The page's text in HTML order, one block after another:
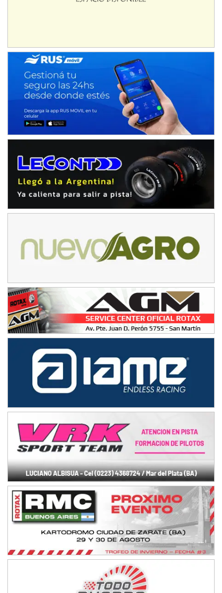
SUR SANTAFESINO - F4
José Samuel Sánchez (Tierra)
Rufino (Santa Fe)
TUCUMANO - F5
Juan Navarro (Asfalto)
El Timbó (Tucumán)